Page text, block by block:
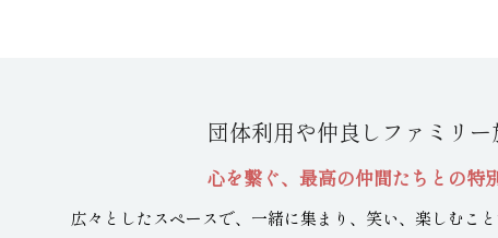
団体利用や仲良しファミリー
心を繋ぐ、最高の仲間たちとの特
広々としたスペースで、一緒に集まり、 笑い、楽しむこ